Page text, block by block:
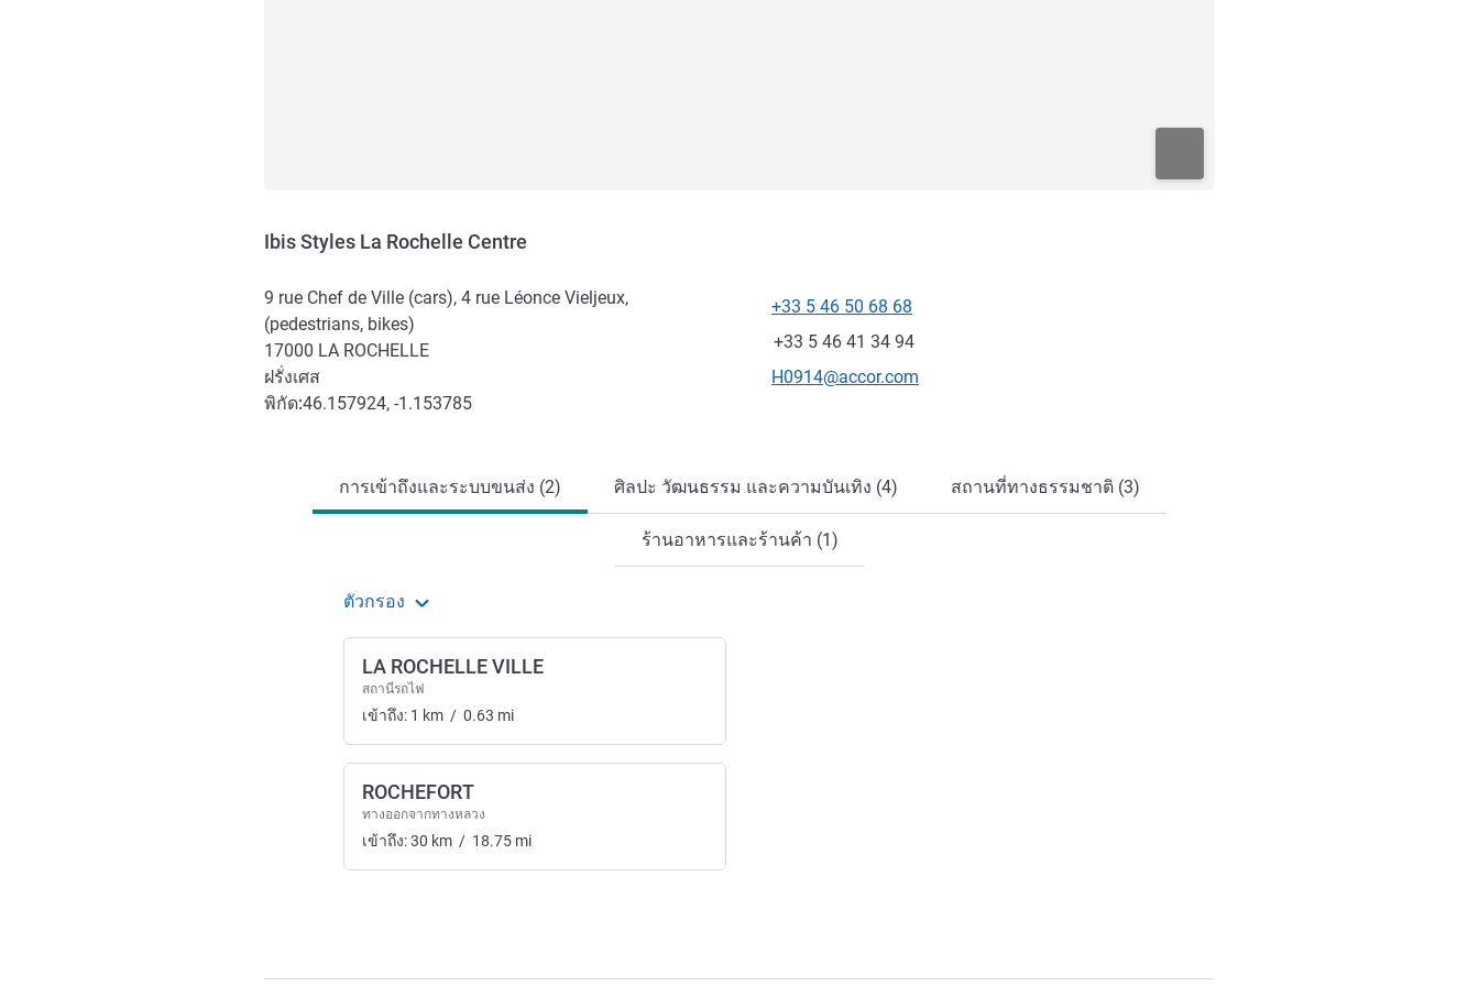
Ibis Styles La Rochelle Centre
9 rue Chef de Ville (cars), 4 rue Léonce Vieljeux,
(pedestrians, bikes)
17000 LA ROCHELLE
ฝรั่งเศส
พิกัด:46.157924, -1.153785
โทรศัพท์
+33 5 46 50 68 68
แฟกซ์
+33 5 46 41 34 94
อีเมลติดต่อ
H0914@accor.com
การเข้าถึงและระบบขนส่ง (2) ศิลปะ วัฒนธรรม และความบันเทิง (4) สถานที่ทางธรรมชาติ (3)
ร้านอาหารและร้านค้า (1)
ตัวกรอง
LA ROCHELLE VILLE
สถานีรถไฟ
เข้าถึง: 1 km / 0.63 mi
ROCHEFORT
ทางออกจากทางหลวง
เข้าถึง:30 km / 18.75 mi